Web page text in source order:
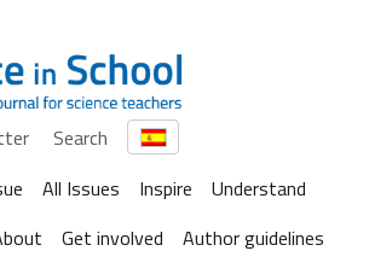
Search
All Issues Inspire
Understand
Get involved Author guidelines